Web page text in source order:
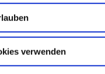
verwenden
*